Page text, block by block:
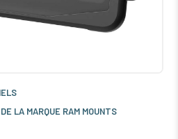
LA MARQUE RAM MOUNTS